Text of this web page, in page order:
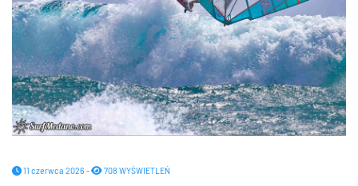
11 czerwca 2026 - 708 WYŚWIETLEŃ